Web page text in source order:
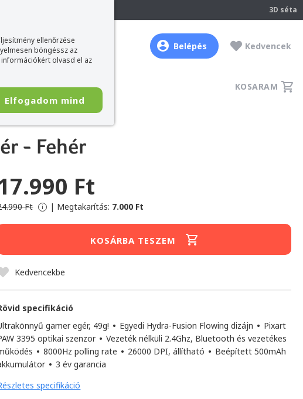
ellenőrzése
böngéssz az
olvasd el az
Elfogadom mind
3D séta
Belépés Kedvencek
KOSARAM
- Fehér
Ft
Ft i | Megtakarítás: 7.000 Ft
KOSÁRBA TESZEM
Kedvencekbe
specifikáció
gamer egér, 49g! • Egyedi Hydra-Fusion Flowing dizájn • Pixart
3395 optikai szenzor • Vezeték nélküli 2.4Ghz, Bluetooth és vezetékes
• 8000Hz polling rate • 26000 DPI, állítható • Beépített 500mAh
• 3 év garancia
specifikáció